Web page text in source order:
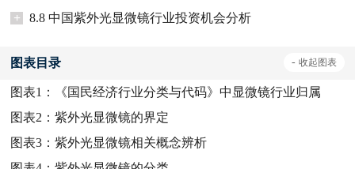
+
8.8 中国紫外光显微镜行业投资机会分析
图表目录 - 收起图表
图表1：
《国民经济行业分类与代码》中显微镜行业归属
图表2：紫外光显微镜的界定
图表3：紫外光显微镜相关概念辨析